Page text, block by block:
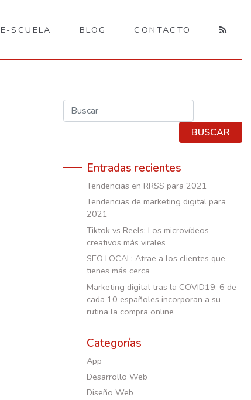
E-SCUELA BLOG CONTACTO
Buscar
BUSCAR
Entradas recientes
Tendencias en RRSS para 2021
Tendencias de marketing digital para
2021
Tiktok vs Reels: Los microvídeos
creativos más virales
SEO LOCAL: Atrae a los clientes que
tienes más cerca
Marketing digital tras la COVID19: 6 de
cada 10 españoles incorporan a su
rutina la compra online
Categorías
App
Desarrollo Web
Diseño Web